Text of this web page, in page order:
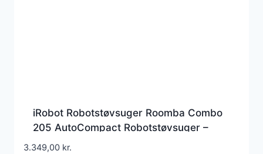
iRobot Robotstøvsuger Roomba Combo
205 AutoCompact Robotstøvsuger –
Sort
3.349,00 kr.